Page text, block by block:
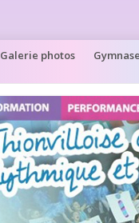
Galerie photos Gymnase